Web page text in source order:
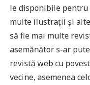
le disponibile pentru
multe ilustrații și
să fie mai multe
asemănător s-ar
revistă web cu
vecine, asemenea